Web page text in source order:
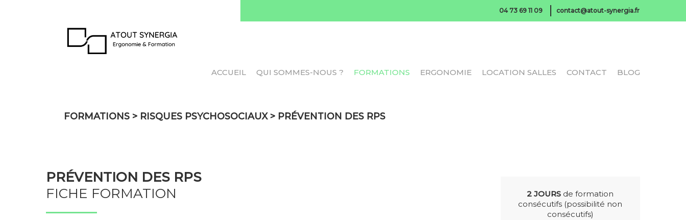
04 73 69 11 09 contact@atout-synergia.fr
ACCUEIL QUI SOMMES-NOUS ? FORMATIONS ERGONOMIE LOCATION SALLES CONTACT BLOG
FORMATIONS > RISQUES PSYCHOSOCIAUX> PRÉVENTION DES RPS
PRÉVENTION DES RPS
FICHE FORMATION
2 JOURS de formation
consécutifs (possibilité non
consécutifs)